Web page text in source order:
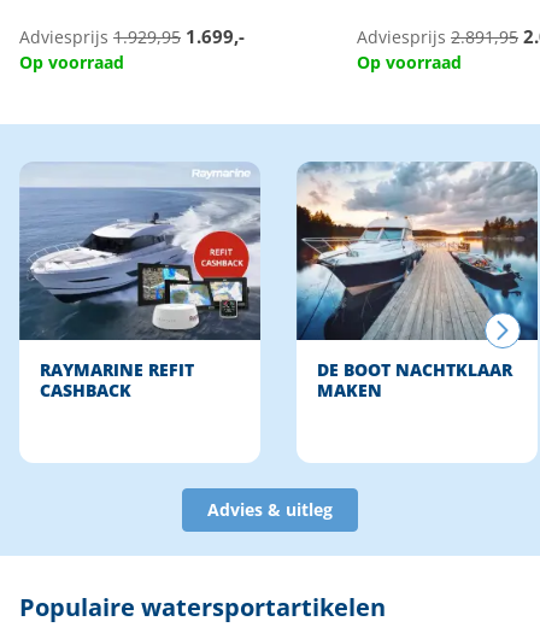
Adviesprijs 1.929,95 1.699,-
Op voorraad
Adviesprijs 2.891,95
Op voorraad
RAYMARINE REFIT
CASHBACK
DE BOOT NACHTKLAAR
MAKEN
Advies & uitleg
Populaire watersportartikelen